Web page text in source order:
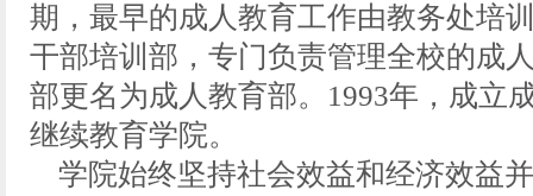
期，最早的成人教育工作由教务处培
干部培训部，专门负责管理全校的成
部更名为成人教育部。1993年，成立
继续教育学院。
学院始终坚持社会效益和经济效益